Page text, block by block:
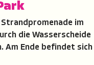
im
die Wasserscheide
Am Ende befindet sich